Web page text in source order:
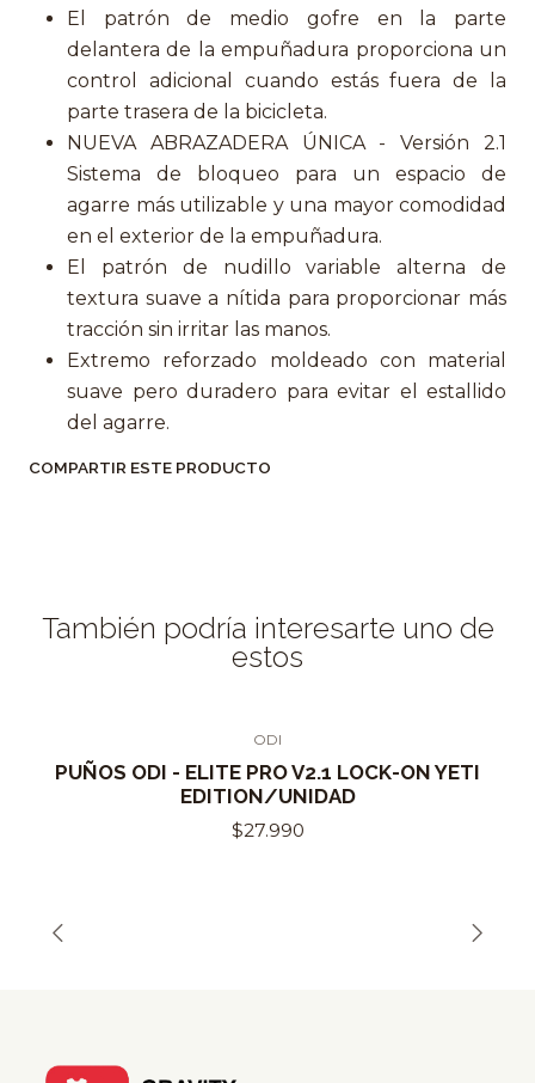
El patrón de medio gofre en la parte
delantera de la empuñadura proporciona un
control adicional cuando estás fuera de la
parte trasera de la bicicleta.
NUEVA ABRAZADERA ÚNICA - Versión 2.1
Sistema de bloqueo para un espacio de
agarre más utilizable y una mayor comodidad
en el exterior de la empuñadura.
El patrón de nudillo variable alterna de
textura suave a nítida para proporcionar más
tracción sin irritar las manos.
Extremo reforzado moldeado con material
suave pero duradero para evitar el estallido
del agarre.
COMPARTIR ESTE PRODUCTO
También podría interesarte uno de
estos
ODI
PUÑOS ODI - ELITE PRO V2.1 LOCK-ON YETI
EDITION/UNIDAD
$27.990